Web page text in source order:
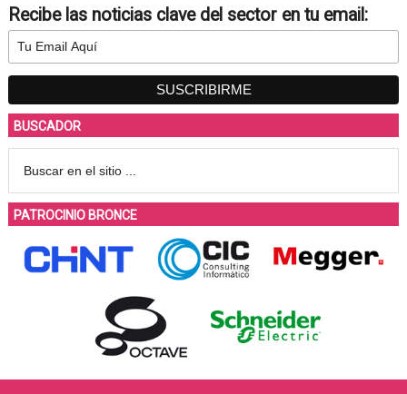
Recibe las noticias clave del sector en tu email:
BUSCADOR
PATROCINIO BRONCE